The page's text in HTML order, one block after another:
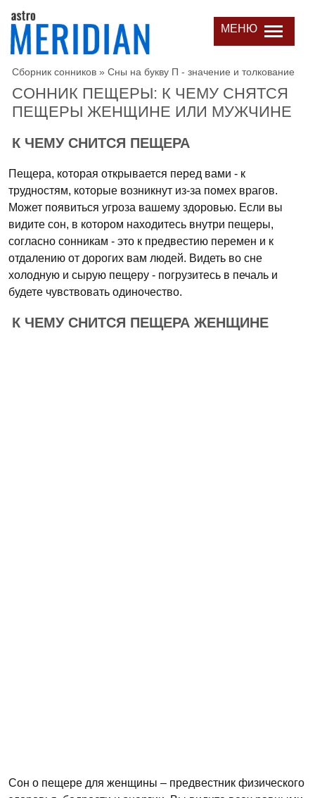
МЕНЮ
Сборник сонников » Сны на букву П - значение и толкование
СОННИК ПЕЩЕРЫ: К ЧЕМУ СНЯТСЯ
ПЕЩЕРЫ ЖЕНЩИНЕ ИЛИ МУЖЧИНЕ
К ЧЕМУ СНИТСЯ ПЕЩЕРА
Пещера, которая открывается перед вами - к
трудностям, которые возникнут из-за помех врагов.
Может появиться угроза вашему здоровью. Если вы
видите сон, в котором находитесь внутри пещеры,
согласно сонникам - это к предвестию перемен и к
отдалению от дорогих вам людей. Видеть во сне
холодную и сырую пещеру - погрузитесь в печаль и
будете чувствовать одиночество.
К ЧЕМУ СНИТСЯ ПЕЩЕРА ЖЕНЩИНЕ
Сон о пещере для женщины – предвестник физического